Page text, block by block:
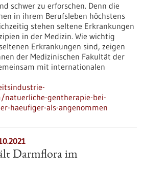
schwer zu erforschen. Denn die
in ihrem Berufsleben höchstens
stehen seltene Erkrankungen
in der Medizin. Wie wichtig
Erkrankungen sind, zeigen
der Medizinischen Fakultät der
mit internationalen
gentherapie-bei-
haeufiger-als-angenommen
Darmflora im